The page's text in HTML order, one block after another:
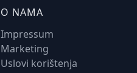
O NAMA
Impressum
Marketing
Uslovi korištenja